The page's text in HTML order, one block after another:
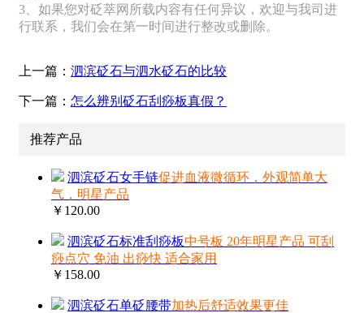
3、如果您对砭萃网所载内容有任何异议，欢迎与我司进
行联系，我们会在第一时间进行整改或删除。
上一篇： 泗滨砭石与泗水砭石的比较
下一篇： 怎么辨别砭石刮痧板真假？
推荐产品
泗滨砭石女手链促进血液微循环，外观简单大
气，明星产品
￥120.00
泗滨砭石标准刮痧板中号板 20年明星产品 可刮
痧点穴 免油 出痧快 适合家用
￥158.00
泗滨砭石单砭腰带加热后舒适效果更佳